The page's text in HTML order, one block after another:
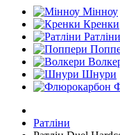
Мінноу
Кренки
Ратліни
Шнури
Ратліни